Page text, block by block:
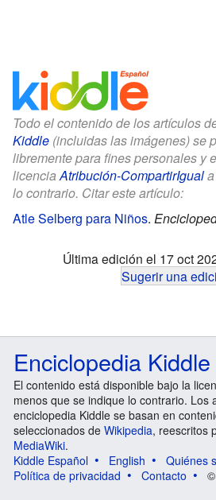
Todo el contenido de los artículos
Kiddle (incluidas las imágenes) se
libremente para fines personales y
licenciaAtribución-CompartirIgual
lo contrario. Citar este artículo:
Atle Selberg para Niños.
Última edición el 17 oct
Sugerir una
Enciclopedia Kiddle
El contenido está disponible bajo la
menos que se indique lo contrario. Los
enciclopedia Kiddle se basan en
seleccionados de Wikipedia, reescritos
MediaWiki.
Kiddle Español
English
Quiénes
Política de privacidad
Contacto